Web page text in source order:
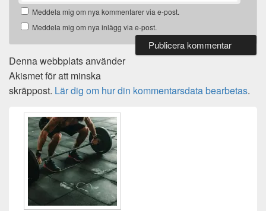
Meddela mig om nya kommentarer via e-post.
Meddela mig om nya inlägg via e-post.
Denna webbplats använder
Akismet för att minska
skräppost. Lär dig om hur din kommentarsdata bearbetas.
Primära
sidofältet
Widget
område